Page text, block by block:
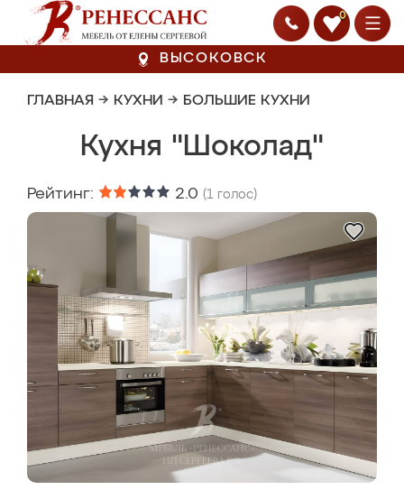
0
ВЫСОКОВСК
ГЛАВНАЯ → КУХНИ → БОЛЬШИЕ КУХНИ
Кухня "Шоколад"
Рейтинг: 2.0 (1 голос)